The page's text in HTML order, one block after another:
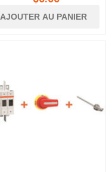
AJOUTER AU PANIER